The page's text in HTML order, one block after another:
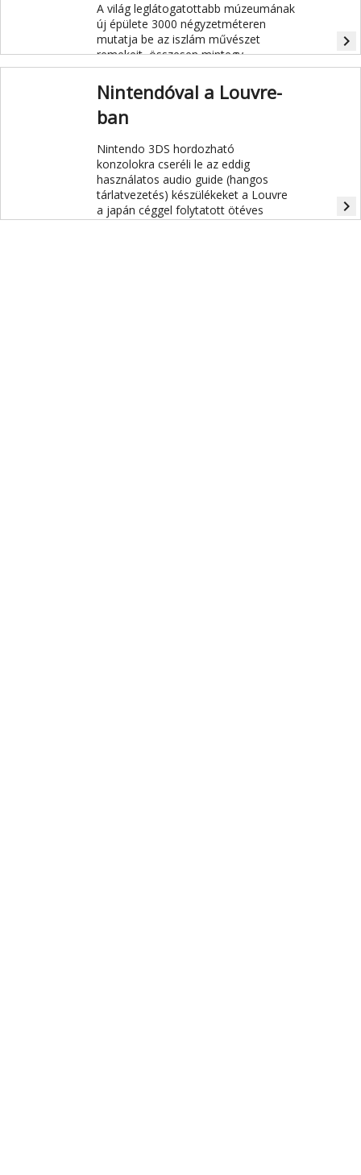
A világ leglátogatottabb múzeumának
új épülete 3000 négyzetméteren
mutatja be az iszlám művészet
remekeit, összesen mintegy
háromezer műtárgyat, köztük
monumentális alkotásokat.
navigate_next
Nintendóval a Louvre-
ban
Nintendo 3DS hordozható
konzolokra cseréli le az eddig
használatos audio guide (hangos
tárlatvezetés) készülékeket a Louvre
a japán céggel folytatott ötéves
navigate_next